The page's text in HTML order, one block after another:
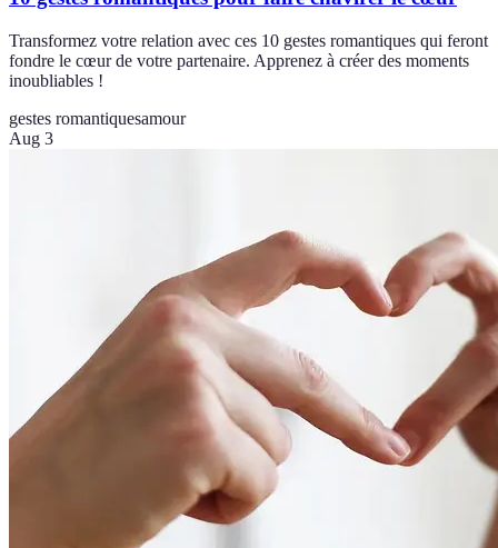
Transformez votre relation avec ces 10 gestes romantiques qui feront
fondre le cœur de votre partenaire. Apprenez à créer des moments
inoubliables !
gestes romantiquesamour
Aug 3